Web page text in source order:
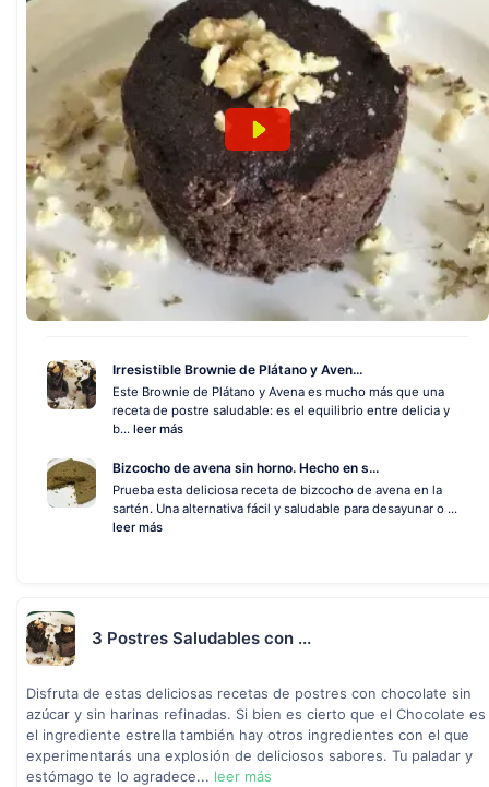
Irresistible Brownie de Plátano y Aven...
Este Brownie de Plátano y Avena es mucho más que una
receta de postre saludable: es el equilibrio entre delicia y
b... leer más
Bizcocho de avena sin horno. Hecho en s...
Prueba esta deliciosa receta de bizcocho de avena en la
sartén. Una alternativa fácil y saludable para desayunar o ...
leer más
3 Postres Saludables con ...
Disfruta de estas deliciosas recetas de postres con chocolate sin
azúcar y sin harinas refinadas. Si bien es cierto que el Chocolate es
el ingrediente estrella también hay otros ingredientes con el que
experimentarás una explosión de deliciosos sabores. Tu paladar y
estómago te lo agradece... leer más